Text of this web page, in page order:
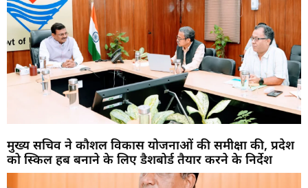
मुख्य सचिव ने कौशल विकास योजनाओं की समीक्षा की, प्रदेश
को स्किल हब बनाने के लिए डैशबोर्ड तैयार करने के निर्देश